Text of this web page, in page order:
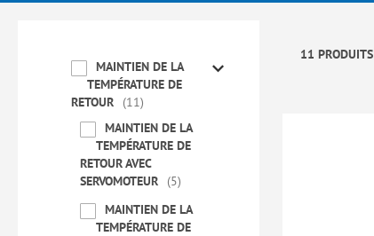
11 PRODUITS
MAINTIEN DE LA
TEMPÉRATURE DE
RETOUR
11
MAINTIEN DE LA
TEMPÉRATURE DE
RETOUR AVEC
SERVOMOTEUR
5
MAINTIEN DE LA
TEMPÉRATURE DE